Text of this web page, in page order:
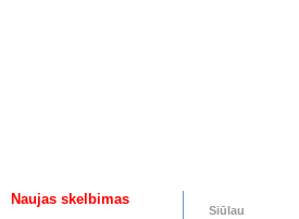
Naujas skelbimas
Siūlau